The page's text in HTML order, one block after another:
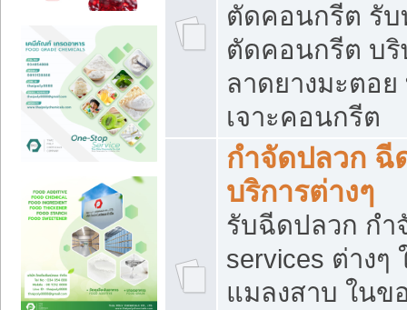
ตัดคอนกรีต รับ
ตัดคอนกรีต บริ
ลาดยางมะตอ
เจาะคอนกรีต
กำจัดปลวก ฉี
บริการต่างๆ
รับฉีดปลวก กำ
services ต่าง
แมลงสาบ ใน